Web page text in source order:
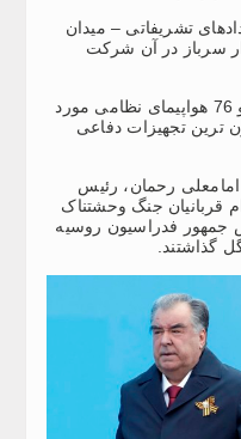
تشریفاتی – میدان
شد که بیش از 12 هزار سرباز در آن شرکت
در رژه نظامی 190 خودرو نظامی و 76 هواپیمای نظامی مورد
و 35 مدل مدرن ترین تجهیزات دفاعی
رحمان، رئیس
قربانیان جنگ وحشتناک
رئیس جمهور فدراسیون روسیه
گذاشتند.